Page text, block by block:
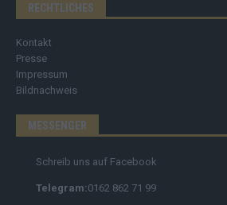
RECHTLICHES
Kontakt
Presse
Impressum
Bildnachweis
MESSENGER
Schreib uns auf Facebook
Telegram:0162 862 71 99